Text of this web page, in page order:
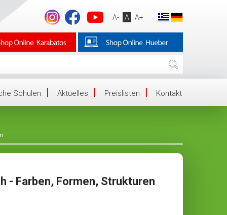
A- A A+
Schulen Aktuelles Preislisten Kontakt
- Farben, Formen, Strukturen